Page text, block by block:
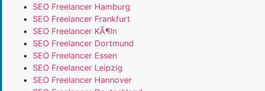
SEO Freelancer Hamburg
SEO Freelancer Frankfurt
SEO Freelancer KÃ¶ln
SEO Freelancer Dortmund
SEO Freelancer Essen
SEO Freelancer Leipzig
SEO Freelancer Hannover